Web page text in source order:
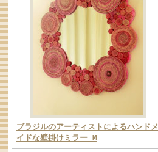
ブラジルのアーティストによるハンドメ
イドな壁掛けミラー M